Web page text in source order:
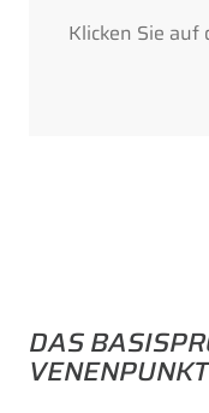
Klicken Sie
DAS